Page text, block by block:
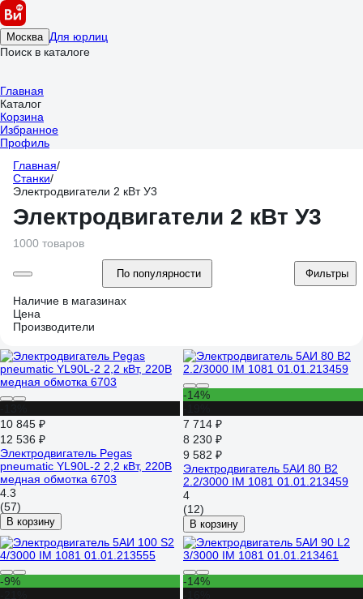
Москва Для юрлиц
Поиск в каталоге
Главная
Каталог
Корзина
Избранное
Профиль
Главная/
Станки/
Электродвигатели 2 кВт У3
Электродвигатели 2 кВт У3
1000 товаров
По популярности Фильтры
Наличие в магазинах
Цена
Производители
10 845 ₽
12 536 ₽
Электродвигатель Pegas
pneumatic YL90L-2 2,2 кВт, 220В
медная обмотка 6703
4.3
(57)
В корзину
-14%
7 714 ₽
8 230 ₽
9 582 ₽
Электродвигатель 5АИ 80 В2
2.2/3000 IM 1081 01.01.213459
4
(12)
В корзину
-9%
-14%